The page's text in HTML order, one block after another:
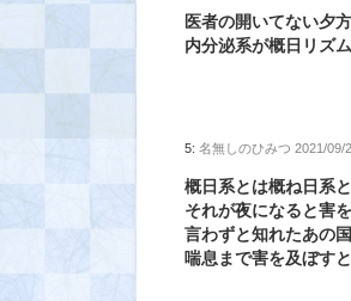
医者の開いてない夕
内分泌系が概日リズ
5:名無しのひみつ 2021/09/
概日系とは概ね日系
それが夜になると害
言わずと知れたあの
喘息まで害を及ぼす